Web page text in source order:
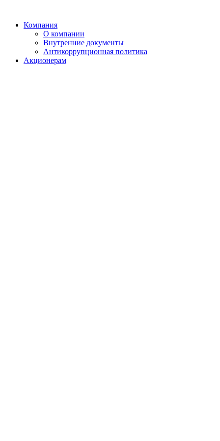
Компания
О компании
Внутренние документы
Антикоррупционная политика
Акционерам